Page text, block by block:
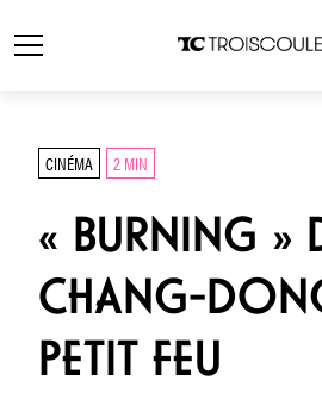
CINÉMA 2 MIN
« BURNING »
CHANG-
PETIT FEU